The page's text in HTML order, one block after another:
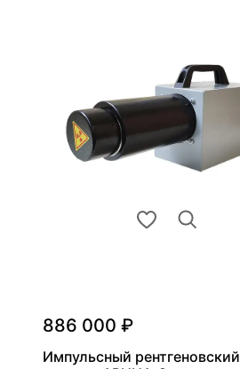
886 000 ₽
Импульсный рентгеновский